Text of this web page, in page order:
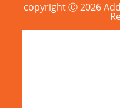
copyright Ⓒ 2026